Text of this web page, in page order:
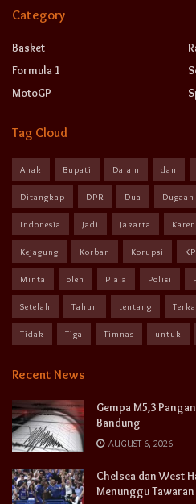
Category
Basket
Formula 1
MotoGP
Tag Cloud
Anak Bupati Dalam dan
Ditangkap DPR Dua Dugaan
Indonesia Jadi Jakarta
Kejagung Korban Korupsi
Minta oleh Piala Polisi
Setelah Tahun tentang
Tidak Tiga Timnas untuk
Recent News
Gempa M5,3
Bandung
AUGUST 6, 2026
Chelsea dan West
Menunggu Tawaran